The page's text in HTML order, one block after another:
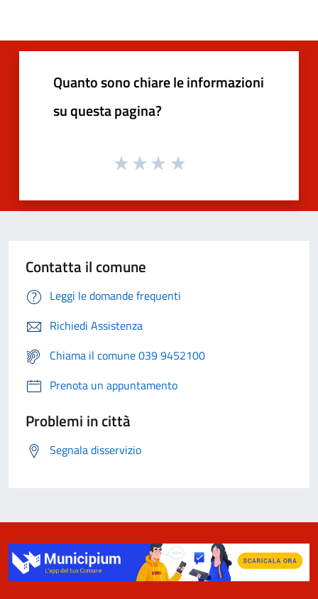
Quanto sono chiare le informazioni
su questa pagina?
Contatta il comune
Leggi le domande frequenti
Richiedi Assistenza
Chiama il comune 039 9452100
Prenota un appuntamento
Problemi in città
Segnala disservizio